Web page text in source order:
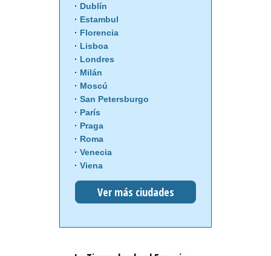
Dublín
Estambul
Florencia
Lisboa
Londres
Milán
Moscú
San Petersburgo
París
Praga
Roma
Venecia
Viena
Ver más ciudades